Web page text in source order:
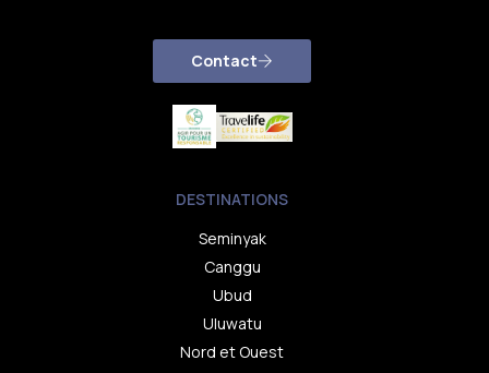
Contact
DESTINATIONS
Seminyak
Canggu
Ubud
Uluwatu
Nord et Ouest